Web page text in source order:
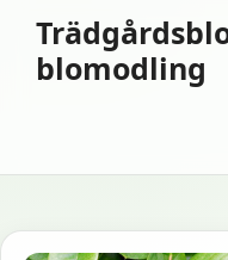
innehållblomodling